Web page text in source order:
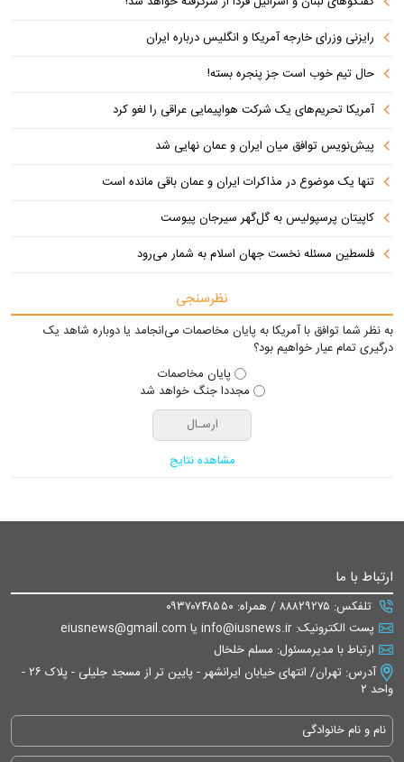
رایزنی وزرای خارجه آمریکا و انگلیس درباره ایران
حال تیم خوب است جز پنجره بسته!
آمریکا تحریم‌های یک شرکت هواپیمایی عراقی را لغو کرد
پیش‌نویس توافق میان ایران و عمان نهایی شد
تنها یک موضوع در مذاکرات ایران و عمان باقی مانده است
کاپیتان پرسپولیس به گل‌گهر سیرجان پیوست
فلسطین مسئله نخست جهان اسلام به شمار می‌رود
نظرسنجی
به نظر شما توافق با آمریکا به پایان مخاصمات می‌انجامد یا دوباره شاهد یک
درگیری تمام عیار خواهیم بود؟
پایان مخاصمات
مجددا جنگ خواهد شد
مشاهده نتایج
ارتباط با ما
تلفکس: ۸۸۸۲۹۲۷۵ / همراه: ۰۹۳۷۰۷۴۸۵۵۰
پست الکترونیک: info@iusnews.ir یا eiusnews@gmail.com
ارتباط با مدیرمسئول: مسلم خلخال
آدرس: تهران/ انتهای خیابان ایرانشهر - پایین تر از مسجد جلیلی - پلاک ۲۶ -
واحد ۲